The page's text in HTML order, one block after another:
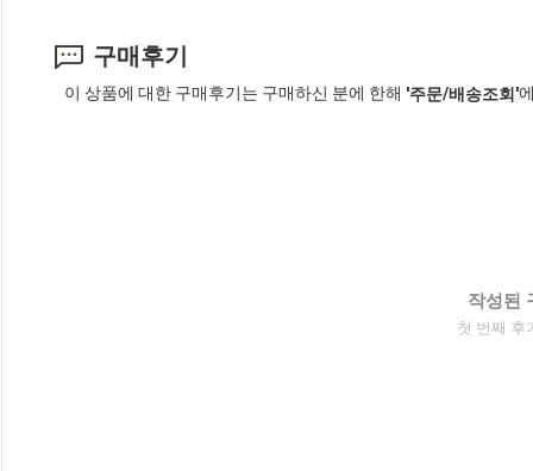
구매후기
이 상품에 대한 구매후기는 구매하신 분에 한해 '주문/배송조회'
작성된
첫 번째 후